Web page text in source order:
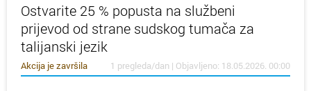
Ostvarite 25 % popusta na službeni
prijevod od strane sudskog tumača za
talijanski jezik
Akcija je završila 1 pregleda/dan | Objavljeno: 18.05.2026. 00:00